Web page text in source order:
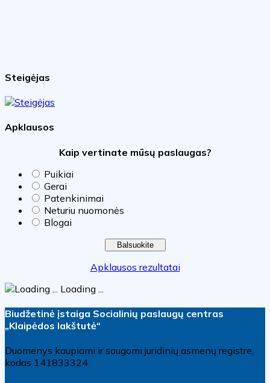
Steigėjas
Apklausos
Kaip vertinate mūsų paslaugas?
Puikiai
Gerai
Patenkinimai
Neturiu nuomonės
Blogai
Apklausos rezultatai
Loading ...
Biudžetinė įstaiga Socialinių paslaugų centras
„Klaipėdos lakštutė“
Duomenys kaupiami ir saugomi juridinių asmenų registre,
kodas 141833324